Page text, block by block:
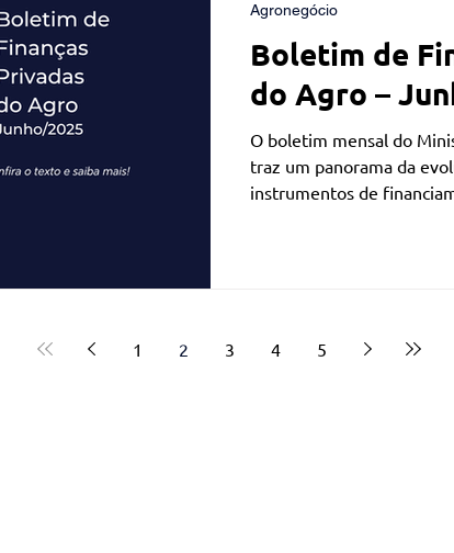
Boletim de
do Agro –
O boletim mensal do
traz um panorama da
instrumentos de
Agronegócio
1 2 3 4 5